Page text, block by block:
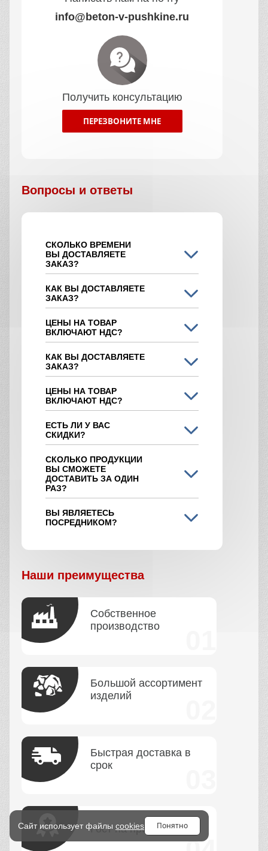
info@beton-v-pushkine.ru
Получить консультацию
ПЕРЕЗВОНИТЕ МНЕ
Вопросы и ответы
СКОЛЬКО ВРЕМЕНИ
ВЫ ДОСТАВЛЯЕТЕ
ЗАКАЗ?
КАК ВЫ ДОСТАВЛЯЕТЕ
ЗАКАЗ?
ЦЕНЫ НА ТОВАР
ВКЛЮЧАЮТ НДС?
КАК ВЫ ДОСТАВЛЯЕТЕ
ЗАКАЗ?
ЦЕНЫ НА ТОВАР
ВКЛЮЧАЮТ НДС?
ЕСТЬ ЛИ У ВАС
СКИДКИ?
СКОЛЬКО ПРОДУКЦИИ
ВЫ СМОЖЕТЕ
ДОСТАВИТЬ ЗА ОДИН
РАЗ?
ВЫ ЯВЛЯЕТЕСЬ
ПОСРЕДНИКОМ?
Наши преимущества
Собственное
производство
Большой ассортимент
изделий
Быстрая доставка в
срок
Гост на продукцию
Сайт использует файлы cookies Понятно